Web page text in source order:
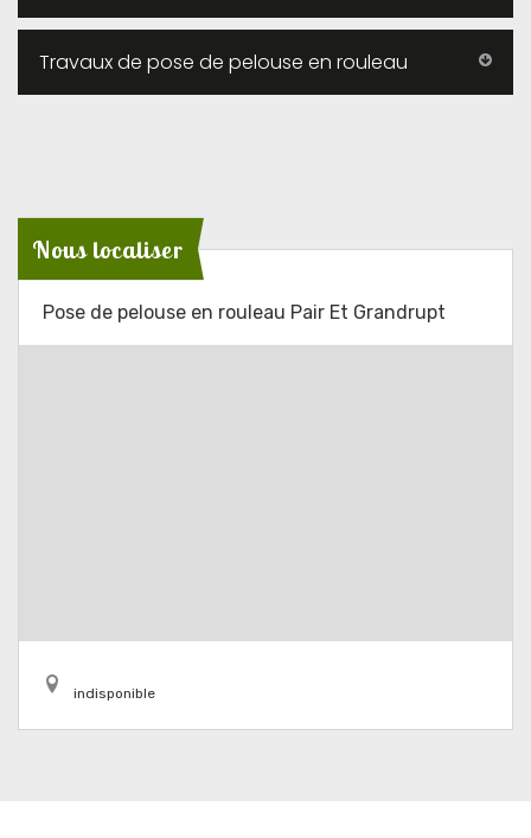
Travaux de pose de pelouse en rouleau
Nous localiser
Pose de pelouse en rouleau Pair Et Grandrupt
indisponible